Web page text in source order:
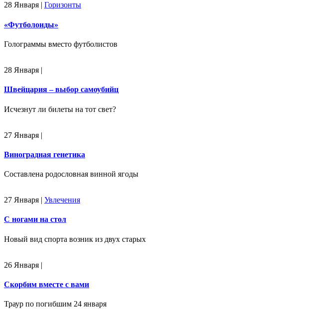
28 Января | Горизонты
«Футболоиды»
Голограммы вместо футболистов
28 Января |
Швейцария – выбор самоубийц
Исчезнут ли билеты на тот свет?
27 Января |
Виноградная генетика
Составлена родословная винной ягоды
27 Января | Увлечения
С ногами на стол
Новый вид спорта возник из двух старых
26 Января |
Скорбим вместе с вами
Траур по погибшим 24 января